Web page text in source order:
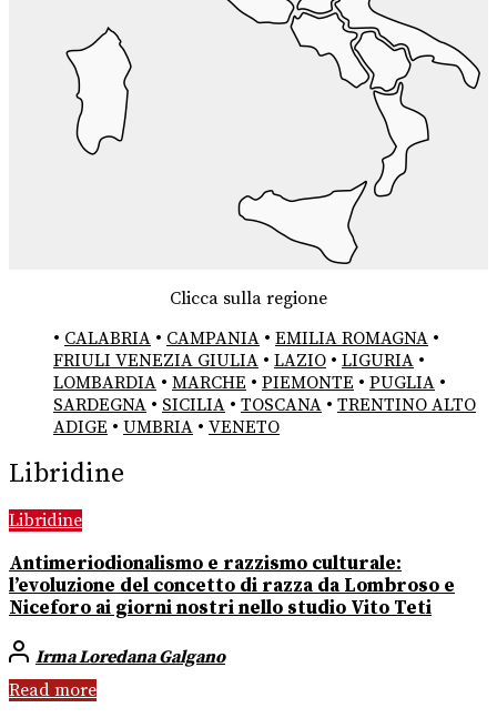
Clicca sulla regione
• CALABRIA • CAMPANIA • EMILIA ROMAGNA •
FRIULI VENEZIA GIULIA • LAZIO • LIGURIA •
LOMBARDIA • MARCHE • PIEMONTE • PUGLIA •
SARDEGNA • SICILIA • TOSCANA • TRENTINO ALTO
ADIGE • UMBRIA • VENETO
Libridine
Libridine
Antimeriodionalismo e razzismo culturale:
l’evoluzione del concetto di razza da Lombroso e
Niceforo ai giorni nostri nello studio Vito Teti
Irma Loredana Galgano
Read more